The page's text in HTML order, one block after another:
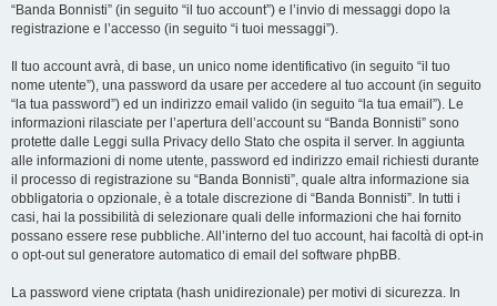
“Banda Bonnisti” (in seguito “il tuo account”) e l’invio di messaggi dopo la
registrazione e l’accesso (in seguito “i tuoi messaggi”).
Il tuo account avrà, di base, un unico nome identificativo (in seguito “il tuo
nome utente”), una password da usare per accedere al tuo account (in seguito
“la tua password”) ed un indirizzo email valido (in seguito “la tua email”). Le
informazioni rilasciate per l’apertura dell’account su “Banda Bonnisti” sono
protette dalle Leggi sulla Privacy dello Stato che ospita il server. In aggiunta
alle informazioni di nome utente, password ed indirizzo email richiesti durante
il processo di registrazione su “Banda Bonnisti”, quale altra informazione sia
obbligatoria o opzionale, è a totale discrezione di “Banda Bonnisti”. In tutti i
casi, hai la possibilità di selezionare quali delle informazioni che hai fornito
possano essere rese pubbliche. All’interno del tuo account, hai facoltà di opt-in
o opt-out sul generatore automatico di email del software phpBB.
La password viene criptata (hash unidirezionale) per motivi di sicurezza. In